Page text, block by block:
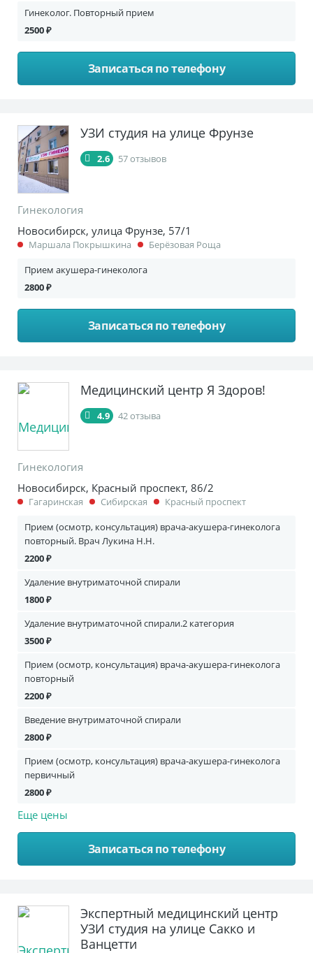
Записаться по телефону
Гинеколог. Повторный прием
2500 ₽
УЗИ студия на улице Фрунзе
Гинекология
2.6 57 отзывов
Новосибирск, улица Фрунзе, 57/1
Маршала Покрышкина Берёзовая Роща
Записаться по телефону
Прием акушера-гинеколога
2800 ₽
Медицинский центр Я Здоров!
Гинекология
4.9 42 отзыва
Новосибирск, Красный проспект, 86/2
Гагаринская Сибирская Красный проспект
Записаться по телефону
Прием (осмотр, консультация) врача-акушера-гинеколога
повторный. Врач Лукина Н.Н.
2200 ₽
Удаление внутриматочной спирали
1800 ₽
Удаление внутриматочной спирали.2 категория
3500 ₽
Прием (осмотр, консультация) врача-акушера-гинеколога
повторный
2200 ₽
Введение внутриматочной спирали
2800 ₽
Прием (осмотр, консультация) врача-акушера-гинеколога
первичный
2800 ₽
Еще цены
Экспертный медицинский центр
УЗИ студия на улице Сакко и
Ванцетти